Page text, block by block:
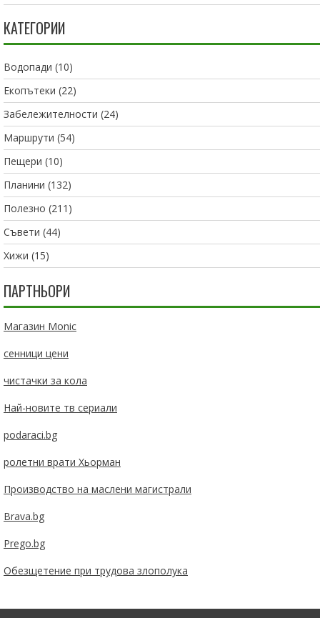
КАТЕГОРИИ
Водопади (10)
Екопътеки (22)
Забележителности (24)
Маршрути (54)
Пещери (10)
Планини (132)
Полезно (211)
Съвети (44)
Хижи (15)
ПАРТНЬОРИ
Магазин Monic
сенници цени
чистачки за кола
Най-новите тв сериали
podaraci.bg
ролетни врати Хьорман
Производство на маслени магистрали
Brava.bg
Prego.bg
Обезщетение при трудова злополука